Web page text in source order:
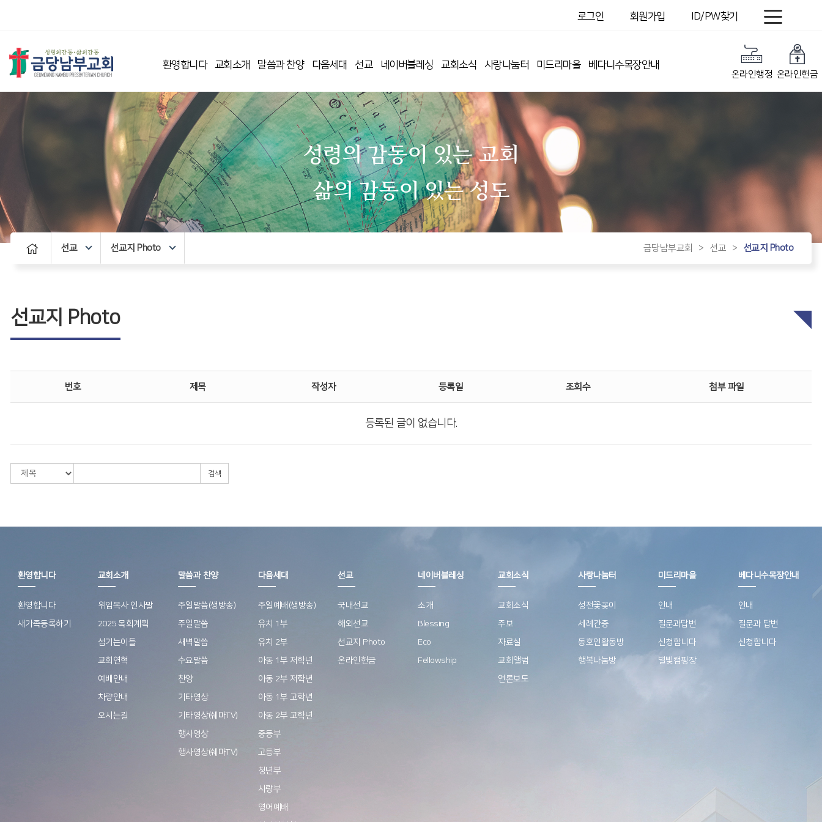
로그인 회원가입 ID/PW찾기
온라인행정 온라인헌금
환영합니다 교회소개 말씀과 찬양 다음세대 선교 네이버블레싱 교회소식 사랑나눔터 미드리마을 베다니수목장안내
성령의 감동이 있는 교회
삶의 감동이 있는 성도
선교 선교지 Photo 금당남부교회 > 선교 > 선교지 Photo
선교지 Photo
번호 제목 작성자 등록일 조회수 첨부 파일
등록된 글이 없습니다.
검색
환영합니다
환영합니다
새가족등록하기
교회소개
위임목사 인사말
2025 목회계획
섬기는이들
교회연혁
예배안내
차량안내
오시는길
말씀과 찬양
주일말씀(생방송)
주일말씀
새벽말씀
수요말씀
찬양
기타영상
기타영상(쉐마TV)
행사영상
행사영상(쉐마TV)
다음세대
주일예배(생방송)
유치 1부
유치 2부
아동 1부 저학년
아동 2부 저학년
아동 1부 고학년
아동 2부 고학년
중등부
고등부
청년부
사랑부
영어예배
선교
국내선교
해외선교
선교지 Photo
온라인헌금
네이버블레싱
소개
Blessing
Eco
Fellowship
교회소식
교회소식
주보
자료실
교회앨범
언론보도
사랑나눔터
성전꽃꽂이
세례간증
동호인활동방
행복나눔방
미드리마을
안내
질문과답변
신청합니다
별빛캠핑장
베다니수목장안내
안내
질문과 답변
신청합니다